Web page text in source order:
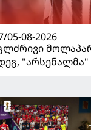
05-08-2026